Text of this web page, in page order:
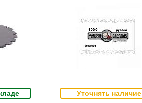
Уточнять наличие